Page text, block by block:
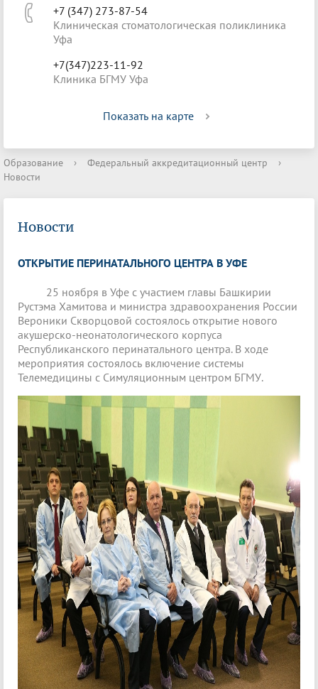
+7 (347) 273-87-54
Клиническая стоматологическая поликлиника
Уфа
+7(347)223-11-92
Клиника БГМУ Уфа
Показать на карте
Образование › Федеральный аккредитационный центр
›
Новости
Новости
ОТКРЫТИЕ ПЕРИНАТАЛЬНОГО ЦЕНТРА В УФЕ
25 ноября в Уфе с участием главы Башкирии
Рустэма Хамитова и министра здравоохранения России
Вероники Скворцовой состоялось открытие нового
акушерско-неонатологического корпуса
Республиканского перинатального центра. В ходе
мероприятия состоялось включение системы
Телемедицины с Симуляционным центром БГМУ.